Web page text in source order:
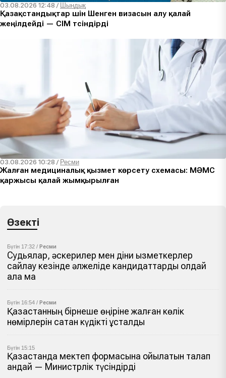
03.08.2026 12:48 / Шындық
Қазақстандықтар үшін Шенген визасын алу қалай
жеңілдейді — СІМ түсіндірді
03.08.2026 10:28 / Ресми
Жалған медициналық қызмет көрсету схемасы: МӘМС
қаржысы қалай жымқырылған
Өзекті
Бүгін 17:32 / Ресми
Судьялар, әскерилер мен діни қызметкерлер
сайлау кезінде әлжеліде кандидаттарды қолдай
ала ма
Бүгін 16:54 / Ресми
Қазақстанның бірнеше өңіріне жалған көлік
нөмірлерін сатқан күдікті ұсталды
Бүгін 15:15
Қазақстанда мектеп формасына қойылатын талап
қандай — Министрлік түсіндірді